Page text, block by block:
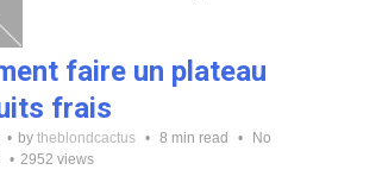
faire un plateau
frais
by theblondcactus 8 min read
No
2952 views